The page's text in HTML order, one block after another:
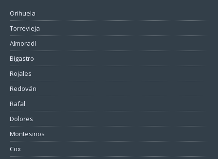
Orihuela
Torrevieja
Almoradí
Bigastro
Rojales
Redován
Rafal
Dolores
Montesinos
Cox